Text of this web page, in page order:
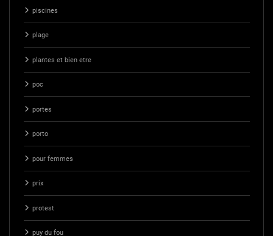
piscines
plage
plantes et bien etre
poc
portes
porto
pour femmes
prix
protest
puy du fou